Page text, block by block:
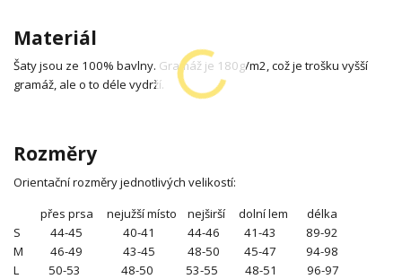
Materiál
Šaty jsou ze 100% bavlny. Gramáž je 180g/m2, což je trošku vyšší
gramáž, ale o to déle vydrží.
Rozměry
Orientační rozměry jednotlivých velikostí:
přes prsa nejužší místo nejširší dolní lem délka
S 44-45 40-41 44-46 41-43 89-92
M 46-49 43-45 48-50 45-47 94-98
L 50-53 48-50 53-55 48-51 96-97